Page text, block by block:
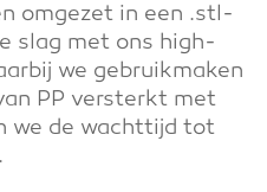
omgezet in een .stl-
slag met ons high-
we gebruikmaken
PP versterkt met
we de wachttijd tot